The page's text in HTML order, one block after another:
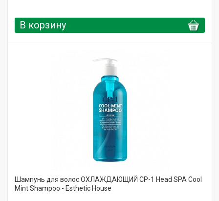
В корзину
Шампунь для волос ОХЛАЖДАЮЩИЙ CP-1 Head SPA Cool
Mint Shampoo - Esthetic House